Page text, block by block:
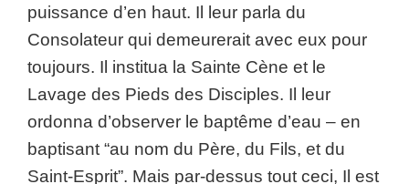
puissance d’en haut. Il leur parla du
Consolateur qui demeurerait avec eux pour
toujours. Il institua la Sainte Cène et le
Lavage des Pieds des Disciples. Il leur
ordonna d’observer le baptême d’eau – en
baptisant “au nom du Père, du Fils, et du
Saint-Esprit”. Mais par-dessus tout ceci, Il est